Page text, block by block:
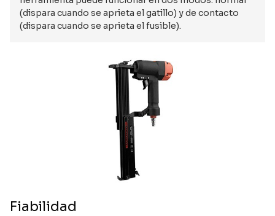
(dispara cuando se aprieta el gatillo) y de contacto
(dispara cuando se aprieta el fusible).
Fiabilidad